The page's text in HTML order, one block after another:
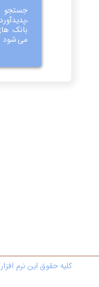
جستجو
بانک
می شود
کليه حقوق اين نرم